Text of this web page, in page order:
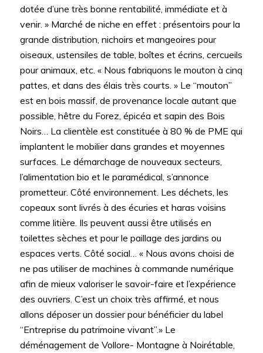
dotée d’une très bonne rentabilité, immédiate et à
venir. » Marché de niche en effet : présentoirs pour la
grande distribution, nichoirs et mangeoires pour
oiseaux, ustensiles de table, boîtes et écrins, cercueils
pour animaux, etc. « Nous fabriquons le mouton à cinq
pattes, et dans des élais très courts. » Le “mouton”
est en bois massif, de provenance locale autant que
possible, hêtre du Forez, épicéa et sapin des Bois
Noirs… La clientèle est constituée à 80 % de PME qui
implantent le mobilier dans grandes et moyennes
surfaces. Le démarchage de nouveaux secteurs,
l’alimentation bio et le paramédical, s’annonce
prometteur. Côté environnement. Les déchets, les
copeaux sont livrés à des écuries et haras voisins
comme litière. Ils peuvent aussi être utilisés en
toilettes sèches et pour le paillage des jardins ou
espaces verts. Côté social… « Nous avons choisi de
ne pas utiliser de machines à commande numérique
afin de mieux valoriser le savoir-faire et l’expérience
des ouvriers. C’est un choix très affirmé, et nous
allons déposer un dossier pour bénéficier du label
“Entreprise du patrimoine vivant”.» Le
déménagement de Vollore- Montagne à Noirétable,